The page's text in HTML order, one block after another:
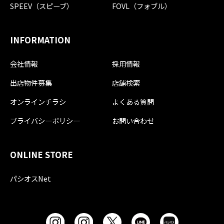
SPEEV（スピーブ）
FOVL（フォブル）
INFORMATION
会社情報
採用情報
出店物件募集
店舗検索
オンラインチラシ
よくある質問
プライバシーポリシー
お問い合わせ
ONLINE STORE
パシオスNet